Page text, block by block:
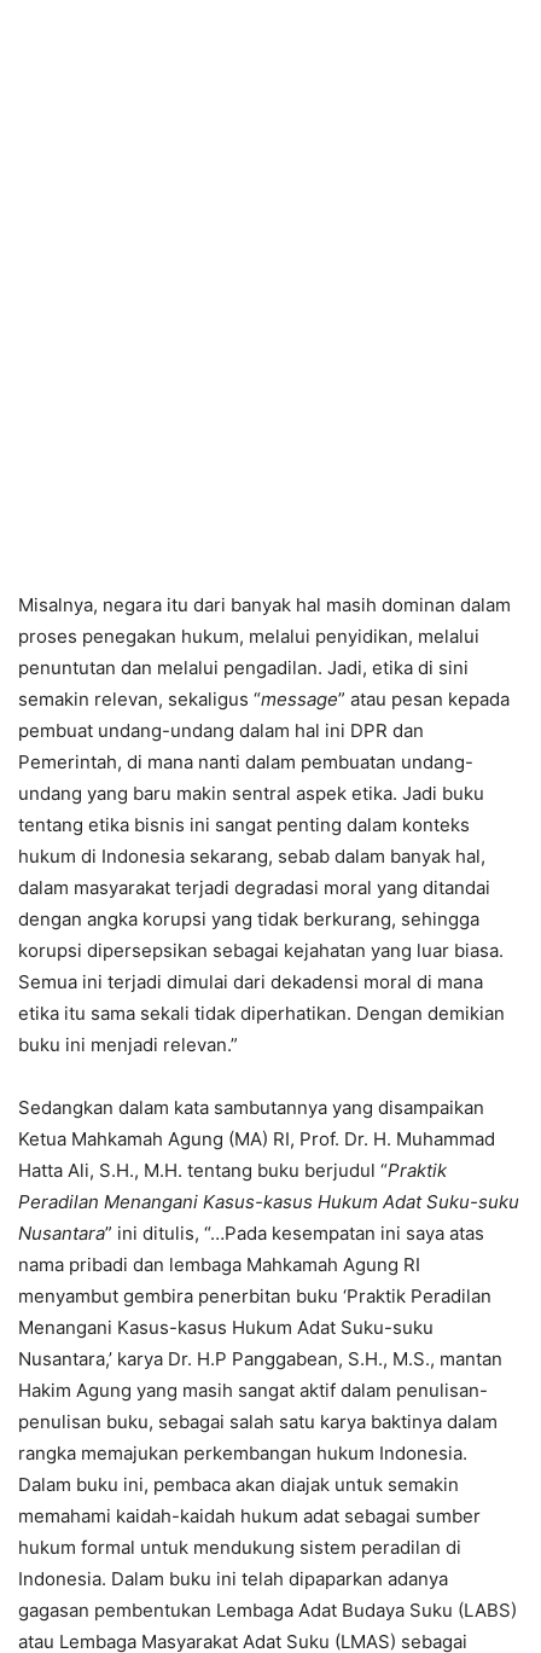
Misalnya, negara itu dari banyak hal masih dominan dalam
proses penegakan hukum, melalui penyidikan, melalui
penuntutan dan melalui pengadilan. Jadi, etika di sini
semakin relevan, sekaligus “message” atau pesan kepada
pembuat undang-undang dalam hal ini DPR dan
Pemerintah, di mana nanti dalam pembuatan undang-
undang yang baru makin sentral aspek etika. Jadi buku
tentang etika bisnis ini sangat penting dalam konteks
hukum di Indonesia sekarang, sebab dalam banyak hal,
dalam masyarakat terjadi degradasi moral yang ditandai
dengan angka korupsi yang tidak berkurang, sehingga
korupsi dipersepsikan sebagai kejahatan yang luar biasa.
Semua ini terjadi dimulai dari dekadensi moral di mana
etika itu sama sekali tidak diperhatikan. Dengan demikian
buku ini menjadi relevan.”
Sedangkan dalam kata sambutannya yang disampaikan
Ketua Mahkamah Agung (MA) RI, Prof. Dr. H. Muhammad
Hatta Ali, S.H., M.H. tentang buku berjudul “Praktik
Peradilan Menangani Kasus-kasus Hukum Adat Suku-suku
Nusantara” ini ditulis, “…Pada kesempatan ini saya atas
nama pribadi dan lembaga Mahkamah Agung RI
menyambut gembira penerbitan buku ‘Praktik Peradilan
Menangani Kasus-kasus Hukum Adat Suku-suku
Nusantara,’ karya Dr. H.P Panggabean, S.H., M.S., mantan
Hakim Agung yang masih sangat aktif dalam penulisan-
penulisan buku, sebagai salah satu karya baktinya dalam
rangka memajukan perkembangan hukum Indonesia.
Dalam buku ini, pembaca akan diajak untuk semakin
memahami kaidah-kaidah hukum adat sebagai sumber
hukum formal untuk mendukung sistem peradilan di
Indonesia. Dalam buku ini telah dipaparkan adanya
gagasan pembentukan Lembaga Adat Budaya Suku (LABS)
atau Lembaga Masyarakat Adat Suku (LMAS) sebagai